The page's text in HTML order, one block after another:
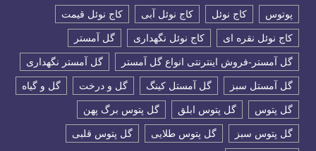
پوتوس کاج نوئل کاج نوئل آبی کاج نوئل قیمت
کاج نوئل نقره ای کاج نوئل نگهداری گل آمستر
گل آمستر-فروش اینترنتی انواع گل آمستر گل آمستر نگهداری
گل آمستل سبز گل آمستل کینگ گل و درخت گل و گیاه
گل پتوس گل پتوس ابلق گل پتوس برگ پهن
گل پتوس سبز گل پتوس طلایی گل پتوس قلبی